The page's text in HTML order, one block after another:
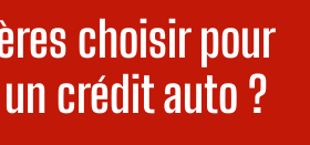
choisir pour
crédit auto ?